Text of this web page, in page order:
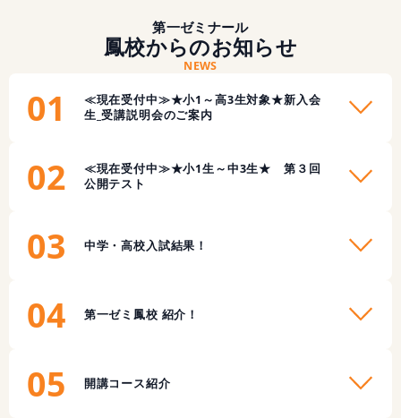
第一ゼミナール
鳳校からのお知らせ
NEWS
01
≪現在受付中≫★小1～高3生対象★新入会
生_受講説明会のご案内
02
≪現在受付中≫★小1生～中3生★ 第３回
公開テスト
03 中学・高校入試結果！
04 第一ゼミ鳳校 紹介！
05 開講コース紹介